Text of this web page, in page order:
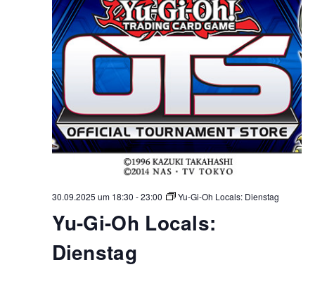
30.09.2025 um 18:30 -23:00 Yu-Gi-Oh Locals: Dienstag
Yu-Gi-Oh Locals:
Dienstag